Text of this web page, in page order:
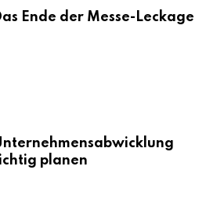
Ende der Messe-Leckage
planen